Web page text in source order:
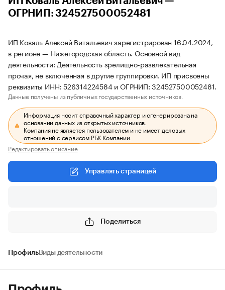
ОГРНИП: 324527500052481
ИП Коваль Алексей Витальевич зарегистрирован 16.04.2024,
в регионе — Нижегородская область. Основной вид
деятельности: Деятельность зрелищно-развлекательная
прочая, не включенная в другие группировки. ИП присвоены
реквизиты ИНН: 526314224584 и ОГРНИП: 324527500052481.
Данные получены из публичных государственных источников.
Информация носит справочный характер и сгенерирована на
основании данных из открытых источников.
Компания не является пользователем и не имеет деловых
отношений с сервисом РБК Компании.
Редактировать описание
Управлять страницей
Поделиться
ПрофильВиды деятельности